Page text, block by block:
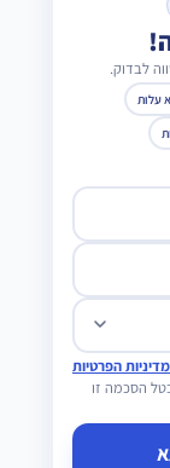
לבדוק.
עלות
הפרטיות
הסכמה זו